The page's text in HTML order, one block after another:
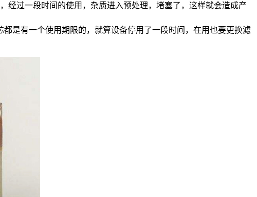
过一段时间的使用，杂质进入预处理，堵塞了，这样就会造成产
是有一个使用期限的，就算设备停用了一段时间，在用也要更换滤